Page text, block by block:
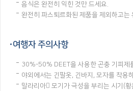
음식은 완전히 익힌 것만 드세요.
완전히 파스퇴르화된 제품을 제외하고는
여행자 주의사항
30%-50% DEET을 사용한 곤충 기피제
야외에서는 긴팔옷, 긴바지, 모자를 착용
말라리아 모기가 극성을 부리는 시기(